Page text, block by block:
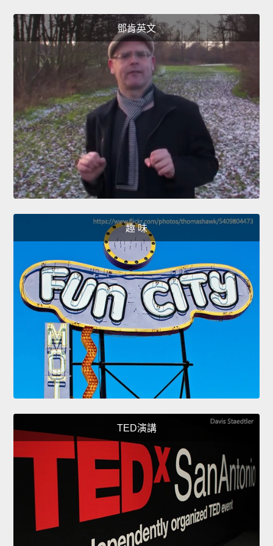
鄧肯英文
趣 味
TED演講